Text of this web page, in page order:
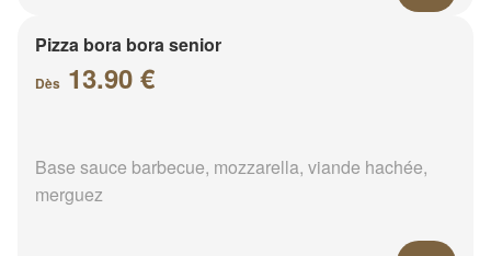
Pizza bora bora senior
Dès 13.90 €
Base sauce barbecue, mozzarella, viande hachée,
merguez